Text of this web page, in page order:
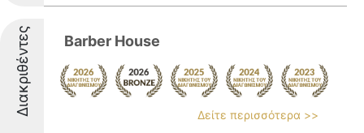
Διακριθέντες Barber House
Δείτε περισσότερα >>